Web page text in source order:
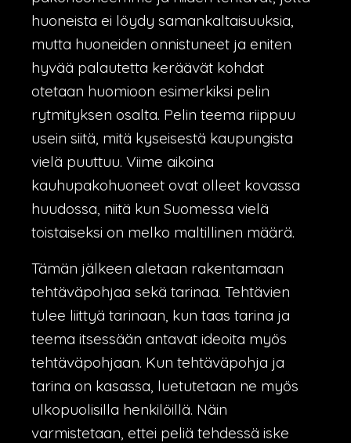
huoneista ei löydy samankaltaisuuksia,
mutta huoneiden onnistuneet ja eniten
hyvää palautetta keräävät kohdat
otetaan huomioon esimerkiksi pelin
rytmityksen osalta. Pelin teema riippuu
usein siitä, mitä kyseisestä kaupungista
vielä puuttuu. Viime aikoina
kauhupakohuoneet ovat olleet kovassa
huudossa, niitä kun Suomessa vielä
toistaiseksi on melko maltillinen määrä.
Tämän jälkeen aletaan rakentamaan
tehtäväpohjaa sekä tarinaa. Tehtävien
tulee liittyä tarinaan, kun taas tarina ja
teema itsessään antavat ideoita myös
tehtäväpohjaan. Kun tehtäväpohja ja
tarina on kasassa, luetutetaan ne myös
ulkopuolisilla henkilöillä. Näin
varmistetaan, ettei peliä tehdessä iske